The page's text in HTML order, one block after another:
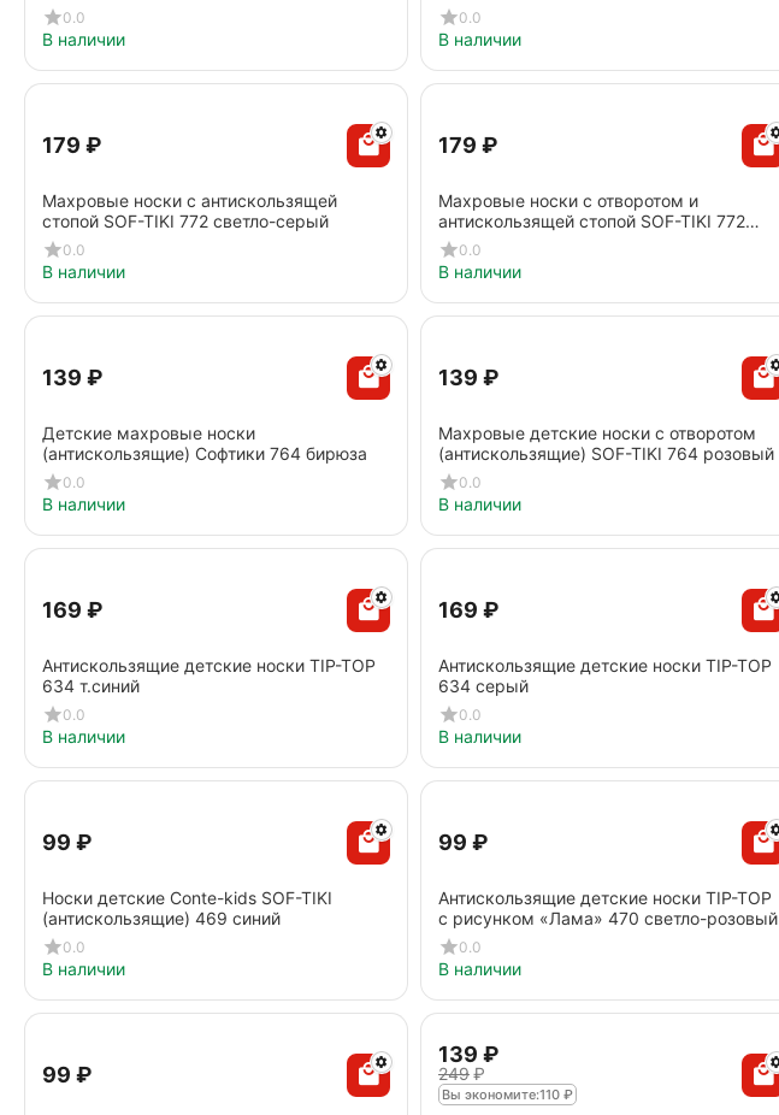
0.0
В наличии
0.0
В наличии
‍179‍ ₽
Махровые носки с антискользящей
стопой SOF-TIKI 772 светло-серый
0.0
В наличии
‍179‍ ₽
Махровые носки с отворотом и
антискользящей стопой SOF-TIKI 772
светло-розовый
0.0
В наличии
‍139‍ ₽
Детские махровые носки
(антискользящие) Софтики 764 бирюза
0.0
В наличии
‍139‍ ₽
Махровые детские носки с отворотом
(антискользящие) SOF-TIKI 764 розовый
0.0
В наличии
‍169‍ ₽
Антискользящие детские носки TIP-TOP
634 т.синий
0.0
В наличии
‍169‍ ₽
Антискользящие детские носки TIP-TOP
634 серый
0.0
В наличии
‍99‍ ₽
Носки детские Conte-kids SOF-TIKI
(антискользящие) 469 синий
0.0
В наличии
‍99‍ ₽
Антискользящие детские носки TIP-TOP
с рисунком «Лама» 470 cветло-розовый
0.0
В наличии
‍99‍ ₽
‍139‍ ₽
‍249‍ ₽
Вы экономите:110₽